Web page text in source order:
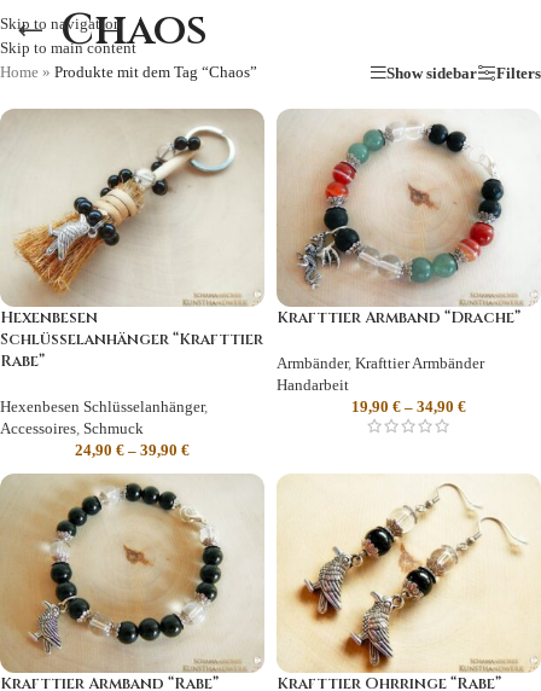
Skip to navigation
Skip to main content
Chaos
Home » Produkte mit dem Tag “Chaos” Show sidebar Filters
Hexenbesen
Schlüsselanhänger “Krafttier
Rabe”
Hexenbesen Schlüsselanhänger,
Accessoires, Schmuck
24,90 € – 39,90 €
Krafttier Armband “Drache”
Armbänder, Krafttier Armbänder
Handarbeit
19,90 € – 34,90 €
Krafttier Armband “Rabe” Krafttier Ohrringe “Rabe”